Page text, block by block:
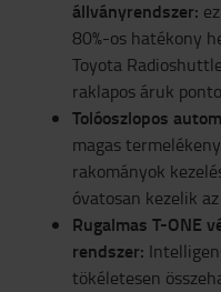
állványrendszer:
80%-os hatékony
Toyota
raklapos áruk
Tolóoszlopos
magas
rakományok
óvatosan kezelik
Rugalmas T-ONE
rendszer:
tökéletesen